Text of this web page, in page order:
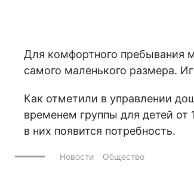
Для комфортного пребывания
самого маленького размера.
Как отметили в управлении
временем группы для детей от
в них появится потребность.
Новости Общество